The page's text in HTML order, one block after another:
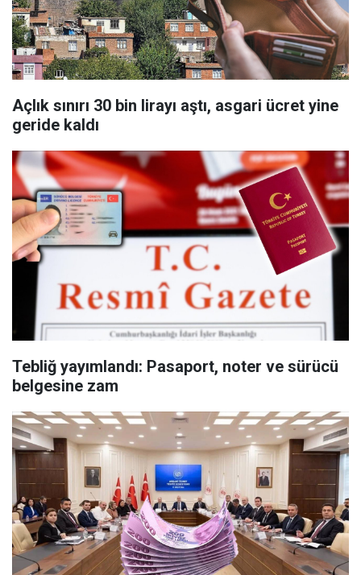
Açlık sınırı 30 bin lirayı aştı, asgari ücret yine
geride kaldı
Tebliğ yayımlandı: Pasaport, noter ve sürücü
belgesine zam